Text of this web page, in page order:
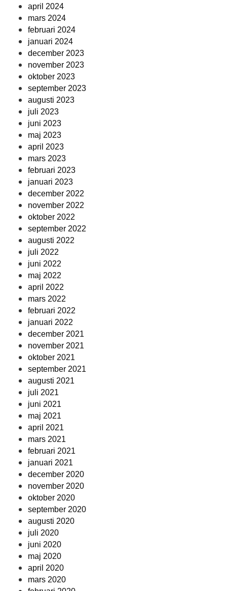
april 2024
mars 2024
februari 2024
januari 2024
december 2023
november 2023
oktober 2023
september 2023
augusti 2023
juli 2023
juni 2023
maj 2023
april 2023
mars 2023
februari 2023
januari 2023
december 2022
november 2022
oktober 2022
september 2022
augusti 2022
juli 2022
juni 2022
maj 2022
april 2022
mars 2022
februari 2022
januari 2022
december 2021
november 2021
oktober 2021
september 2021
augusti 2021
juli 2021
juni 2021
maj 2021
april 2021
mars 2021
februari 2021
januari 2021
december 2020
november 2020
oktober 2020
september 2020
augusti 2020
juli 2020
juni 2020
maj 2020
april 2020
mars 2020